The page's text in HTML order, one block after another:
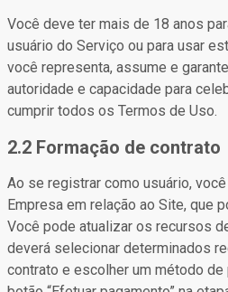
Você deve ter mais de 18 anos
usuário do Serviço ou para usar
você representa, assume e
autoridade e capacidade para
cumprir todos os Termos de Uso.
2.2 Formação de contrato
Ao se registrar como usuário,
Empresa em relação ao Site, que
Você pode atualizar os recursos
deverá selecionar determinados
contrato e escolher um método de